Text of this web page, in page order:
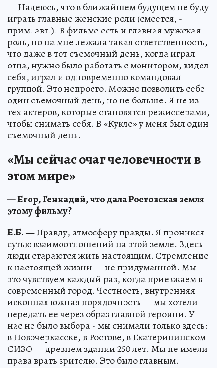
— Надеюсь, что в ближайшем будущем не буду
играть главные женские роли (смеется, -
прим. авт.). В фильме есть и главная мужская
роль, но на мне лежала такая ответственность,
что даже в тот съемочный день, когда играл
отца, нужно было работать с монитором, видел
себя, играл и одновременно командовал
группой. Это непросто. Можно позволить себе
один съемочный день, но не больше. Я не из
тех актеров, которые становятся режиссерами,
чтобы снимать себя. В «Кукле» у меня был один
съемочный день.
«Мы сейчас очаг человечности в
этом мире»
— Егор, Геннадий, что дала Ростовская земля
этому фильму?
Е.Б.— Правду, атмосферу правды. Я проникся
сутью взаимоотношений на этой земле. Здесь
люди стараются жить настоящим. Стремление
к настоящей жизни — не придуманной. Мы
это чувствуем каждый раз, когда приезжаем в
современный город. Честность, внутренняя
исконная южная порядочность — мы хотели
передать ее через образ главной героини. У
нас не было выбора - мы снимали только здесь:
в Новочеркасске, в Ростове, в Екатерининском
СИЗО — древнем здании 250 лет. Мы не имели
права врать зрителю. Это было главным.